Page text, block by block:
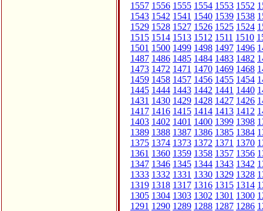
1557 1556 1555 1554 1553 1552
1543 1542 1541 1540 1539 1538
1529 1528 1527 1526 1525 1524
1515 1514 1513 1512 1511 1510
1501 1500 1499 1498 1497 1496
1487 1486 1485 1484 1483 1482
1473 1472 1471 1470 1469 1468
1459 1458 1457 1456 1455 1454
1445 1444 1443 1442 1441 1440
1431 1430 1429 1428 1427 1426
1417 1416 1415 1414 1413 1412
1403 1402 1401 1400 1399 1398
1389 1388 1387 1386 1385 1384
1375 1374 1373 1372 1371 1370
1361 1360 1359 1358 1357 1356
1347 1346 1345 1344 1343 1342
1333 1332 1331 1330 1329 1328
1319 1318 1317 1316 1315 1314
1305 1304 1303 1302 1301 1300
1291 1290 1289 1288 1287 1286